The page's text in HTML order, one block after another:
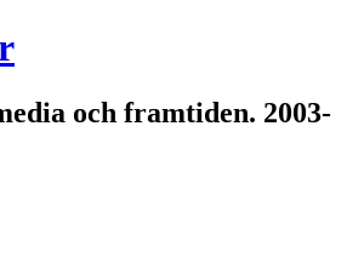
och framtiden. 2003-